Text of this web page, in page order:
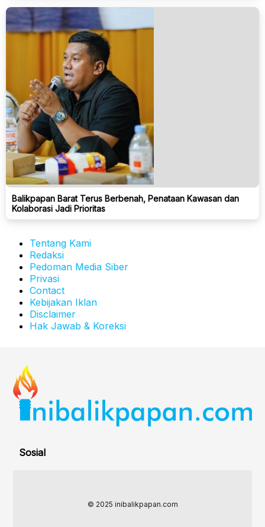
Balikpapan Barat Terus Berbenah, Penataan Kawasan dan
Kolaborasi Jadi Prioritas
Tentang Kami
Redaksi
Pedoman Media Siber
Privasi
Contact
Kebijakan Iklan
Disclaimer
Hak Jawab & Koreksi
Sosial
© 2025 inibalikpapan.com